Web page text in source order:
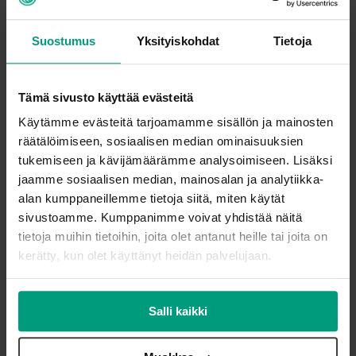
Suostumus Yksityiskohdat Tietoja
Tämä sivusto käyttää evästeitä
Käytämme evästeitä tarjoamamme sisällön ja mainosten
räätälöimiseen, sosiaalisen median ominaisuuksien
tukemiseen ja kävijämäärämme analysoimiseen. Lisäksi
jaamme sosiaalisen median, mainosalan ja analytiikka-
alan kumppaneillemme tietoja siitä, miten käytät
sivustoamme. Kumppanimme voivat yhdistää näitä
tietoja muihin tietoihin, joita olet antanut heille tai joita on
kerätty, kun olet käyttänyt heidän palvelujaan.
Salli kaikki